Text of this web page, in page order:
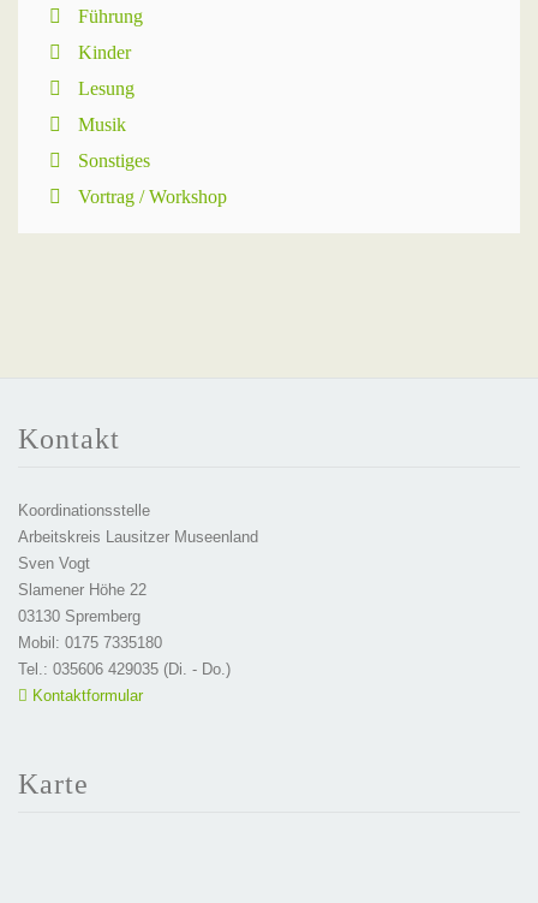
Führung
Kinder
Lesung
Musik
Sonstiges
Vortrag / Workshop
Kontakt
Koordinationsstelle
Arbeitskreis Lausitzer Museenland
Sven Vogt
Slamener Höhe 22
03130 Spremberg
Mobil: 0175 7335180
Tel.: 035606 429035 (Di. - Do.)
Kontaktformular
Karte